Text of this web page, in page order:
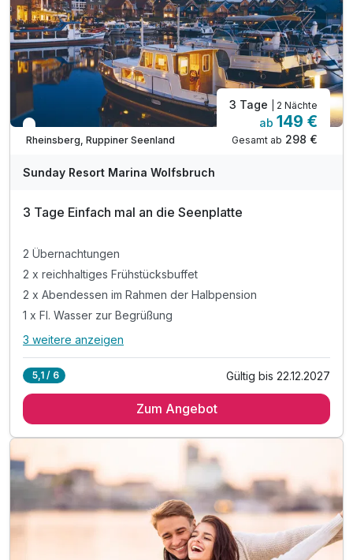
In 1 Woche wieder frei
Rheinsberg, Ruppiner Seenland
3 Tage | 2 Nächte
ab 149 €
Gesamt ab 298 €
Sunday Resort Marina Wolfsbruch
3 Tage Einfach mal an die Seenplatte
2 Übernachtungen
2 x reichhaltiges Frühstücksbuffet
2 x Abendessen im Rahmen der Halbpension
1 x Fl. Wasser zur Begrüßung
Alle Inklusivleistungen
2 x reichhaltiges Frühstücksbuffet
inkl. Eintritt in die Erlebnis-Wasserwelt Kaskaden
inkl. Indoorspielplatz & Kinderbetreuung
inkl. WLAN
3 weitere anzeigen
5,1 / 6 Gültig bis 22.12.2027
Zum Angebot